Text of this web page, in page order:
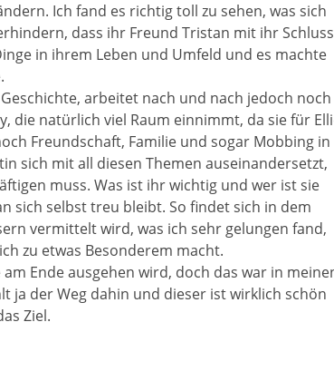
Ich fand es richtig toll zu sehen, was sich
dass ihr Freund Tristan mit ihr Schluss
in ihrem Leben und Umfeld und es machte
arbeitet nach und nach jedoch noch
die natürlich viel Raum einnimmt, da sie für
Freundschaft, Familie und sogar Mobbing in
sich mit all diesen Themen auseinandersetzt,
muss. Was ist ihr wichtig und wer ist sie
sich selbst treu bleibt. So findet sich in dem
vermittelt wird, was ich sehr gelungen fand,
zu etwas Besonderem macht.
Ende ausgehen wird, doch das war in
ja der Weg dahin und dieser ist wirklich schön
Ziel.